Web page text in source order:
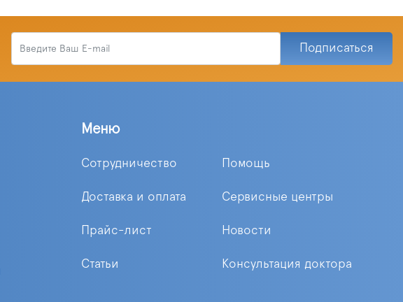
Подписаться
Меню
Сотрудничество Помощь
Доставка и оплата Сервисные центры
Прайс-лист Новости
Статьи Консультация доктора